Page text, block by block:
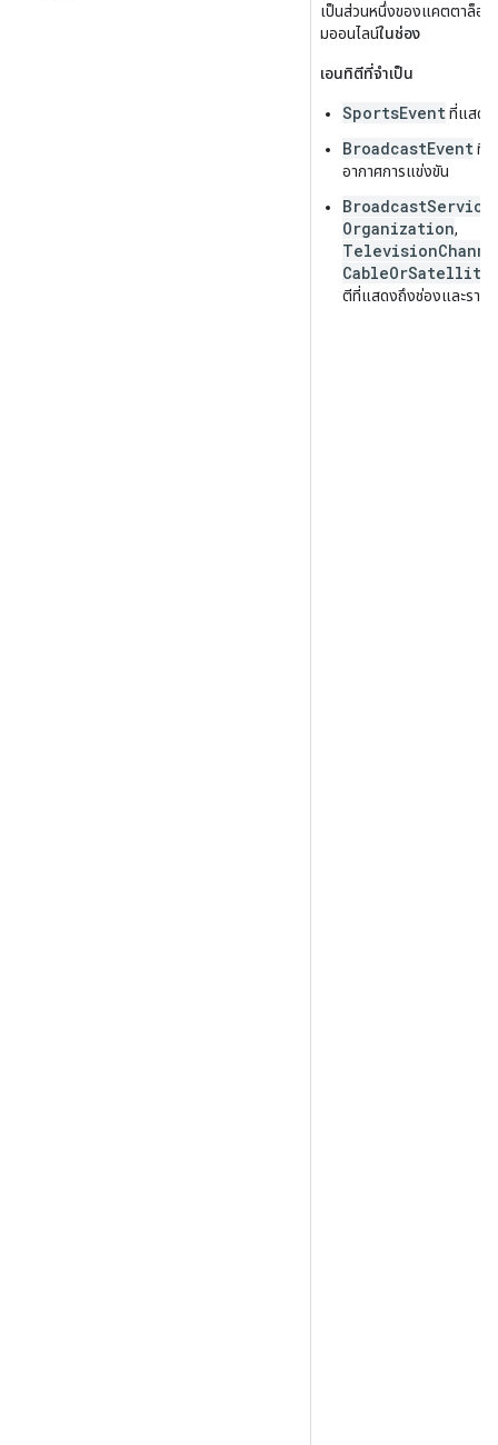
เป็นส่วนหนึ่งของแคตตาล็อก
มออนไลน์ในช่อง
เอนทิตีที่จำเป็น
SportsEventที่แสดง
BroadcastEventที่แ
อากาศการแข่งขัน
BroadcastService
Organization,
ตีที่แสดงถึงช่องและราย